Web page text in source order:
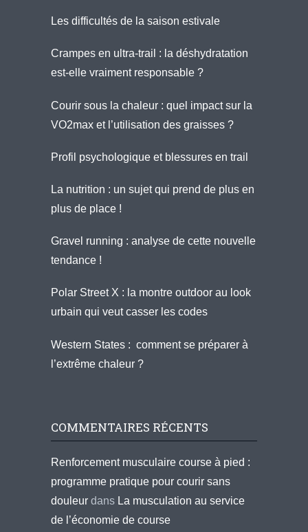
Les difficultés de la saison estivale
Crampes en ultra-trail : la déshydratation
est-elle vraiment responsable ?
Courir sous la chaleur : quel impact sur la
VO2max et l’utilisation des graisses ?
Profil psychologique et blessures en trail
La nutrition : un sujet qui prend de plus en
plus de place !
Gravel running : analyse de cette nouvelle
tendance !
Polar Street X : la montre outdoor au look
urbain qui veut casser les codes
Western States : comment se préparer à
l’extrême chaleur ?
COMMENTAIRES RÉCENTS
Renforcement musculaire course à pied :
programme pratique pour courir sans
douleur dans La musculation au service
de l’économie de course